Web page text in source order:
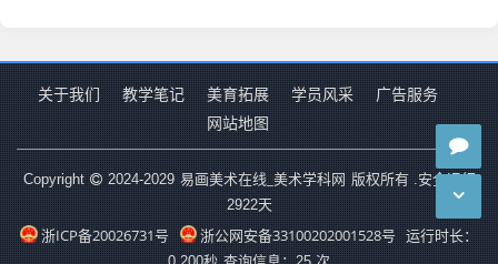
关于我们 教学笔记 美育拓展 学员风采
广告服务
网站地图
Copyright 2024-2029 易画美术在线_美术学科网 版权所有 .安全运行
2922天
浙ICP备20026731号 浙公网安备33100202001528号
运行时长：